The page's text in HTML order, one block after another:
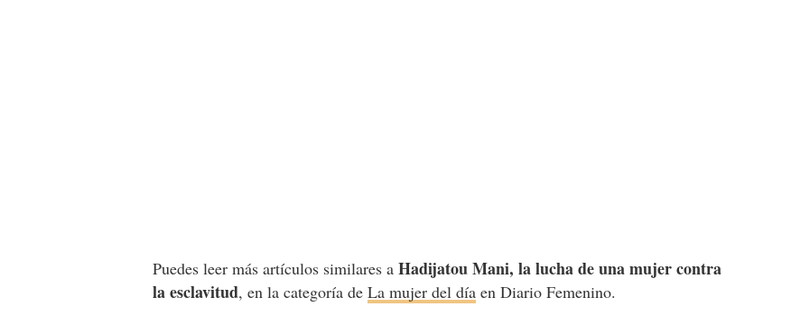
Puedes leer más artículos similares aHadijatou Mani, la lucha de una mujer contra
la esclavitud, en la categoría deLa mujer del día en Diario Femenino.